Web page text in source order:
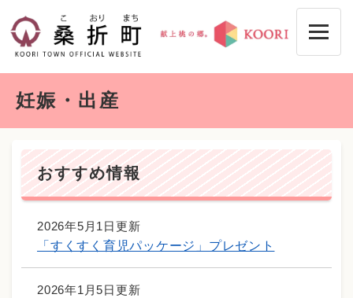
先
妊娠・出産
おすすめ情報
2026年5月1日更新
「すくすく育児パッケージ」プレゼント
2026年1月5日更新